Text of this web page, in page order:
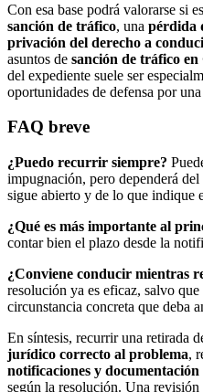
Con esa base podrá valorarse si
sanción de tráfico, una pérdida
privación del derecho a
asuntos de sanción de tráfico
del expediente suele ser
oportunidades de defensa por
FAQ breve
¿Puedo recurrir siempre?
impugnación, pero dependerá
sigue abierto y de lo que indique
¿Qué es más importante al
contar bien el plazo desde la
¿Conviene conducir mientras
resolución ya es eficaz, salvo
circunstancia concreta que deba
En síntesis, recurrir una retirada
jurídico correcto al problema,
notificaciones y documentación
según la resolución. Una